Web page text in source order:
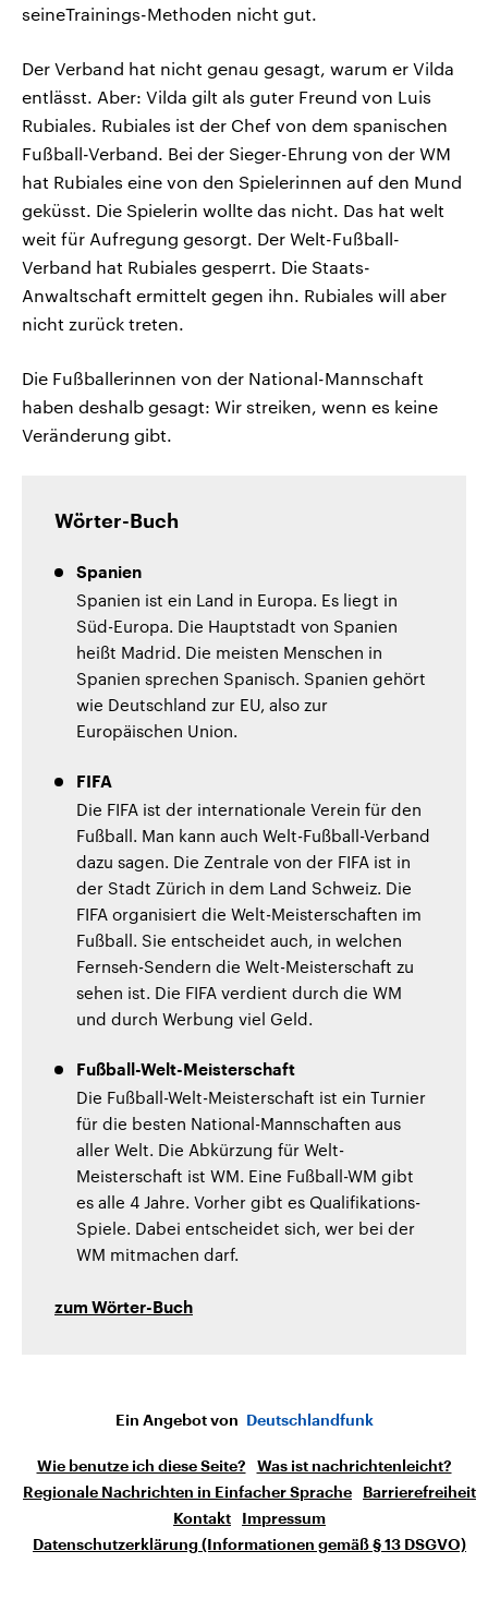
seineTrainings-Methoden nicht gut.
Der Verband hat nicht genau gesagt, warum er Vilda
entlässt. Aber: Vilda gilt als guter Freund von Luis
Rubiales. Rubiales ist der Chef von dem spanischen
Fußball-Verband. Bei der Sieger-Ehrung von der WM
hat Rubiales eine von den Spielerinnen auf den Mund
geküsst. Die Spielerin wollte das nicht. Das hat welt
weit für Aufregung gesorgt. Der Welt-Fußball-
Verband hat Rubiales gesperrt. Die Staats-
Anwaltschaft ermittelt gegen ihn. Rubiales will aber
nicht zurück treten.
Die Fußballerinnen von der National-Mannschaft
haben deshalb gesagt: Wir streiken, wenn es keine
Veränderung gibt.
Wörter-Buch
Spanien
Spanien ist ein Land in Europa. Es liegt in
Süd-Europa. Die Hauptstadt von Spanien
heißt Madrid. Die meisten Menschen in
Spanien sprechen Spanisch. Spanien gehört
wie Deutschland zur EU, also zur
Europäischen Union.
FIFA
Die FIFA ist der internationale Verein für den
Fußball. Man kann auch Welt-Fußball-Verband
dazu sagen. Die Zentrale von der FIFA ist in
der Stadt Zürich in dem Land Schweiz. Die
FIFA organisiert die Welt-Meisterschaften im
Fußball. Sie entscheidet auch, in welchen
Fernseh-Sendern die Welt-Meisterschaft zu
sehen ist. Die FIFA verdient durch die WM
und durch Werbung viel Geld.
Fußball-Welt-Meisterschaft
Die Fußball-Welt-Meisterschaft ist ein Turnier
für die besten National-Mannschaften aus
aller Welt. Die Abkürzung für Welt-
Meisterschaft ist WM. Eine Fußball-WM gibt
es alle 4 Jahre. Vorher gibt es Qualifikations-
Spiele. Dabei entscheidet sich, wer bei der
WM mitmachen darf.
zum Wörter-Buch
Ein Angebot von Deutschlandfunk
Wie benutze ich diese Seite?
Was ist nachrichtenleicht?
Regionale Nachrichten in Einfacher Sprache
Barrierefreiheit
Kontakt
Impressum
Datenschutzerklärung (Informationen gemäß § 13 DSGVO)